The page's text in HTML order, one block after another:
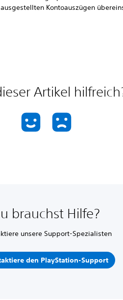
Kontoauszügen
Artikel
brauchst Hilfe?
unsere Support-Spezialisten
den PlayStation-Support